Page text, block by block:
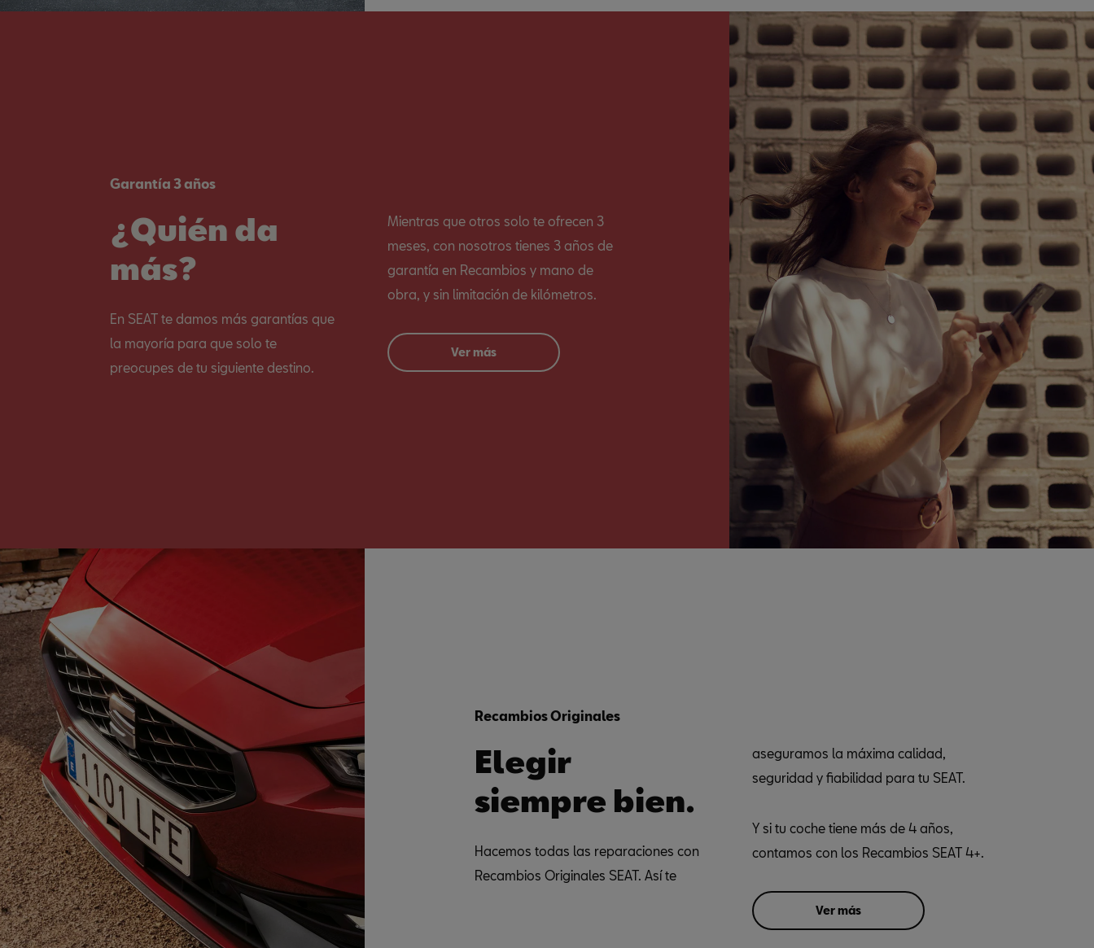
Garantía 3 años
¿Quién da
más?
En SEAT te damos más garantías que
la mayoría para que solo te
preocupes de tu siguiente destino.
Mientras que otros solo te ofrecen 3
meses, con nosotros tienes 3 años de
garantía en Recambios y mano de
obra, y sin limitación de kilómetros.
Ver más
Recambios Originales
Elegir
siempre bien.
Hacemos todas las reparaciones con
Recambios Originales SEAT. Así te
aseguramos la máxima calidad,
seguridad y fiabilidad para tu SEAT.
Y si tu coche tiene más de 4 años,
contamos con los Recambios SEAT 4+.
Ver más